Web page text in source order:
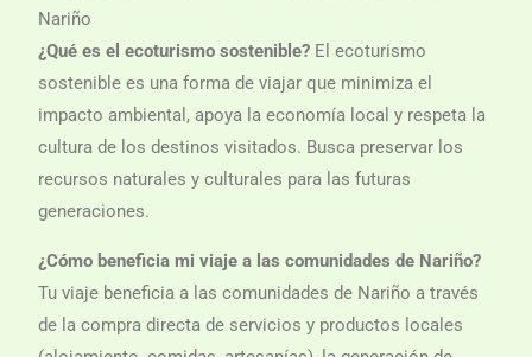
Nariño
¿Qué es el ecoturismo sostenible? El ecoturismo
sostenible es una forma de viajar que minimiza el
impacto ambiental, apoya la economía local y respeta la
cultura de los destinos visitados. Busca preservar los
recursos naturales y culturales para las futuras
generaciones.
¿Cómo beneficia mi viaje a las comunidades de Nariño?
Tu viaje beneficia a las comunidades de Nariño a través
de la compra directa de servicios y productos locales